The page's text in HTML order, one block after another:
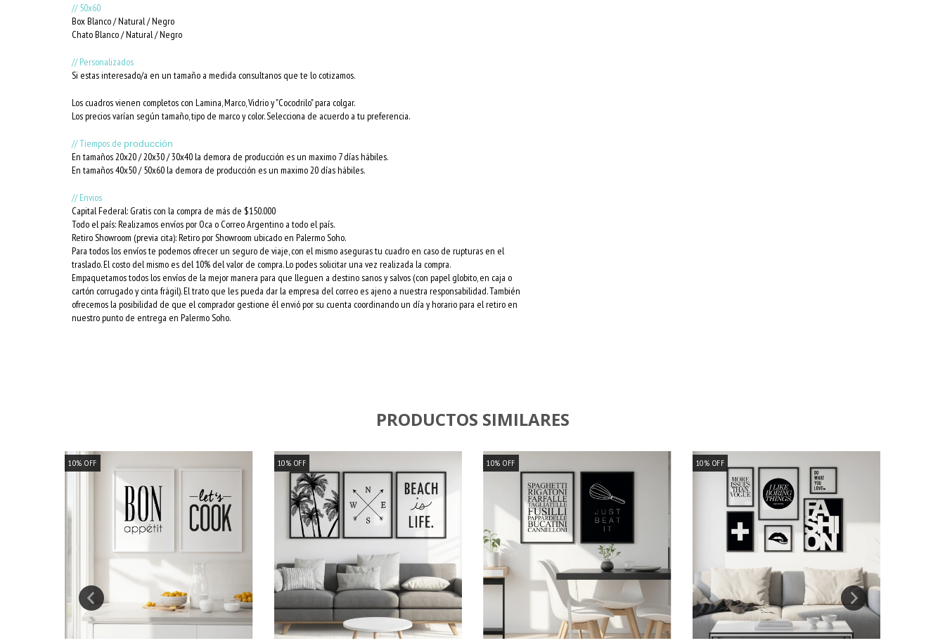
// 50x60
Box Blanco / Natural / Negro
Chato Blanco / Natural / Negro
// Personalizados
Si estas interesado/a en un tamaño a medida consultanos que te lo cotizamos.
Los cuadros vienen completos con Lamina, Marco, Vidrio y "Cocodrilo" para colgar.
Los precios varían según tamaño, tipo de marco y color. Selecciona de acuerdo a tu preferencia.
// Tiempos de producción
En tamaños 20x20 / 20x30 / 30x40 la demora de producción es un maximo 7 días hábiles.
En tamaños 40x50 / 50x60 la demora de producción es un maximo 20 días hábiles.
// Envios
Capital Federal: Gratis con la compra de más de $150.000
Todo el país: Realizamos envíos por Oca o Correo Argentino a todo el país.
Retiro Showroom (previa cita): Retiro por Showroom ubicado en Palermo Soho.
Para todos los envíos te podemos ofrecer un seguro de viaje, con el mismo aseguras tu cuadro en caso de rupturas en el
traslado. El costo del mismo es del 10% del valor de compra. Lo podes solicitar una vez realizada la compra.
Empaquetamos todos los envíos de la mejor manera para que lleguen a destino sanos y salvos (con papel globito, en caja o
cartón corrugado y cinta frágil). El trato que les pueda dar la empresa del correo es ajeno a nuestra responsabilidad. También
ofrecemos la posibilidad de que el comprador gestione él envió por su cuenta coordinando un día y horario para el retiro en
nuestro punto de entrega en Palermo Soho.
PRODUCTOS SIMILARES
10% OFF 10% OFF 10% OFF 10% OFF